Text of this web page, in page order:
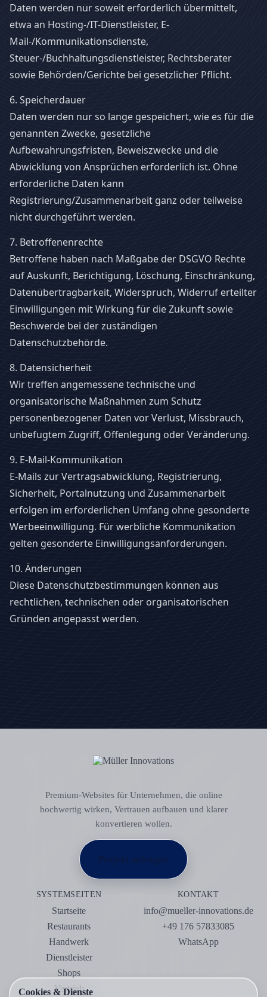
Daten werden nur soweit erforderlich übermittelt,
etwa an Hosting-/IT-Dienstleister, E-
Mail-/Kommunikationsdienste,
Steuer-/Buchhaltungsdienstleister, Rechtsberater
sowie Behörden/Gerichte bei gesetzlicher Pflicht.
6. Speicherdauer
Daten werden nur so lange gespeichert, wie es für die
genannten Zwecke, gesetzliche
Aufbewahrungsfristen, Beweiszwecke und die
Abwicklung von Ansprüchen erforderlich ist. Ohne
erforderliche Daten kann
Registrierung/Zusammenarbeit ganz oder teilweise
nicht durchgeführt werden.
7. Betroffenenrechte
Betroffene haben nach Maßgabe der DSGVO Rechte
auf Auskunft, Berichtigung, Löschung, Einschränkung,
Datenübertragbarkeit, Widerspruch, Widerruf erteilter
Einwilligungen mit Wirkung für die Zukunft sowie
Beschwerde bei der zuständigen
Datenschutzbehörde.
8. Datensicherheit
Wir treffen angemessene technische und
organisatorische Maßnahmen zum Schutz
personenbezogener Daten vor Verlust, Missbrauch,
unbefugtem Zugriff, Offenlegung oder Veränderung.
9. E-Mail-Kommunikation
E-Mails zur Vertragsabwicklung, Registrierung,
Sicherheit, Portalnutzung und Zusammenarbeit
erfolgen im erforderlichen Umfang ohne gesonderte
Werbeeinwilligung. Für werbliche Kommunikation
gelten gesonderte Einwilligungsanforderungen.
10. Änderungen
Diese Datenschutzbestimmungen können aus
rechtlichen, technischen oder organisatorischen
Gründen angepasst werden.
Premium-Websites für Unternehmen, die online
hochwertig wirken, Vertrauen aufbauen und klarer
konvertieren wollen.
Projekt anfragen
SYSTEMSEITEN
Startseite
Restaurants
Handwerk
Dienstleister
Shops
Vertrieb
KONTAKT
info@mueller-innovations.de
+49 176 57833085
WhatsApp
Cookies & Dienste